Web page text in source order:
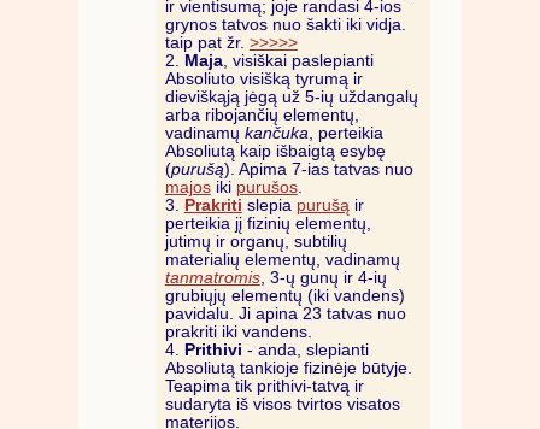
ir vientisumą; joje randasi 4-ios
grynos tatvos nuo šakti iki vidja.
taip pat žr. >>>>>
2. Maja, visiškai paslepianti
Absoliuto visišką tyrumą ir
dieviškąją jėgą už 5-ių uždangalų
arba ribojančių elementų,
vadinamų kančuka, perteikia
Absoliutą kaip išbaigtą esybę
(purušą). Apima 7-ias tatvas nuo
majosiki purušos.
3. Prakriti slepia purušąir
perteikia jį fizinių elementų,
jutimų ir organų, subtilių
materialių elementų, vadinamų
tanmatromis, 3-ų gunų ir 4-ių
grubiųjų elementų (iki vandens)
pavidalu. Ji apina 23 tatvas nuo
prakriti iki vandens.
4. Prithivi - anda, slepianti
Absoliutą tankioje fizinėje būtyje.
Teapima tik prithivi-tatvą ir
sudaryta iš visos tvirtos visatos
materijos.